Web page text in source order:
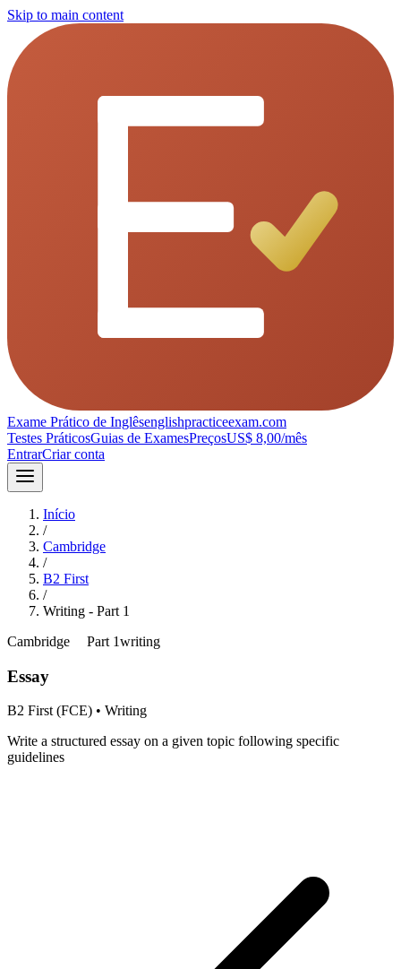
Skip to main content
Exame Prático de Inglêsenglishpracticeexam.com
Testes PráticosGuias de ExamesPreçosUS$ 8,00/mês
EntrarCriar conta
Início
/
Cambridge
/
B2 First
/
Writing - Part 1
Cambridge
Part 1writing
Essay
B2 First (FCE) • Writing
Write a structured essay on a given topic following specific
guidelines